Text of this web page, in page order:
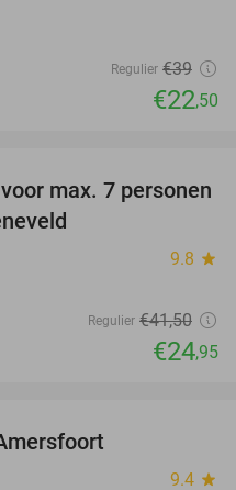
Regulier €39
€22,50
40%
max. 7 personen
9.8 star
Regulier €41,50
€24,95
9.4 star